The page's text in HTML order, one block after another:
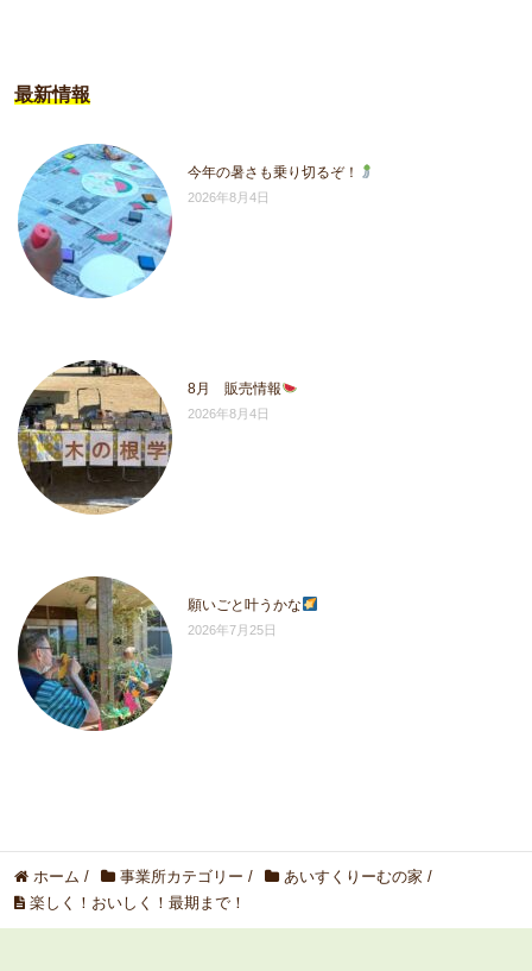
最新情報
今年の暑さも乗り切るぞ！
2026年8月4日
8月 販売情報
2026年8月4日
願いごと叶うかな
2026年7月25日
ホーム / 事業所カテゴリー / あいすくりーむの家 /
楽しく！おいしく！最期まで！